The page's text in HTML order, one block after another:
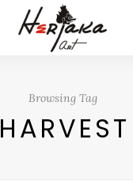
Browsing Tag
HARVEST